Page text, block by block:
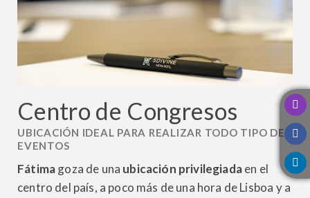
Centro de Congresos
UBICACIÓN IDEAL PARA REALIZAR TODO TIPO DE
EVENTOS
Fátimagoza de una ubicación privilegiadaen el
centro del país, a poco más de una hora de Lisboa y a